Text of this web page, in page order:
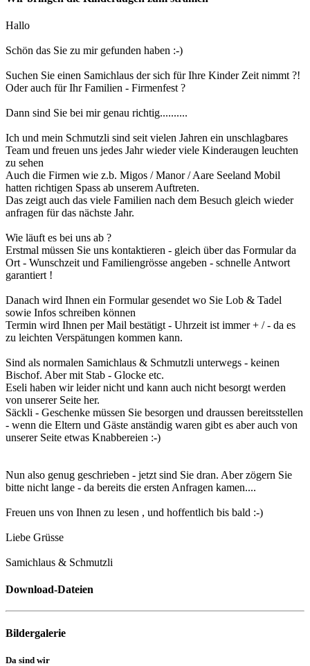
Hallo
Schön das Sie zu mir gefunden haben :-)
Suchen Sie einen Samichlaus der sich für Ihre Kinder Zeit nimmt ?!
Oder auch für Ihr Familien - Firmenfest ?
Dann sind Sie bei mir genau richtig..........
Ich und mein Schmutzli sind seit vielen Jahren ein unschlagbares
Team und freuen uns jedes Jahr wieder viele Kinderaugen leuchten
zu sehen
Auch die Firmen wie z.b. Migos / Manor / Aare Seeland Mobil
hatten richtigen Spass ab unserem Auftreten.
Das zeigt auch das viele Familien nach dem Besuch gleich wieder
anfragen für das nächste Jahr.
Wie läuft es bei uns ab ?
Erstmal müssen Sie uns kontaktieren - gleich über das Formular da
Ort - Wunschzeit und Familiengrösse angeben - schnelle Antwort
garantiert !
Danach wird Ihnen ein Formular gesendet wo Sie Lob & Tadel
sowie Infos schreiben können
Termin wird Ihnen per Mail bestätigt - Uhrzeit ist immer + / - da es
zu leichten Verspätungen kommen kann.
Sind als normalen Samichlaus & Schmutzli unterwegs - keinen
Bischof. Aber mit Stab - Glocke etc.
Eseli haben wir leider nicht und kann auch nicht besorgt werden
von unserer Seite her.
Säckli - Geschenke müssen Sie besorgen und draussen bereitsstellen
- wenn die Eltern und Gäste anständig waren gibt es aber auch von
unserer Seite etwas Knabbereien :-)
Nun also genug geschrieben - jetzt sind Sie dran. Aber zögern Sie
bitte nicht lange - da bereits die ersten Anfragen kamen....
Freuen uns von Ihnen zu lesen , und hoffentlich bis bald :-)
Liebe Grüsse
Samichlaus & Schmutzli
Download-Dateien
Bildergalerie
Da sind wir